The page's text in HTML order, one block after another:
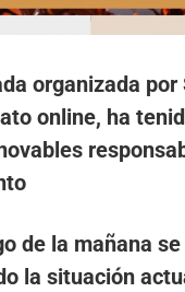
organizada por
online, ha
de la mañana se
la situación